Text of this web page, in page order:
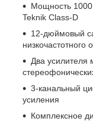
Мощность 1000
Teknik Class-D
12-дюймовый
низкочастотного
Два усилителя
3-канальный
усиления
Комплексное